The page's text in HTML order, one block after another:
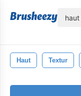
Haut Textur